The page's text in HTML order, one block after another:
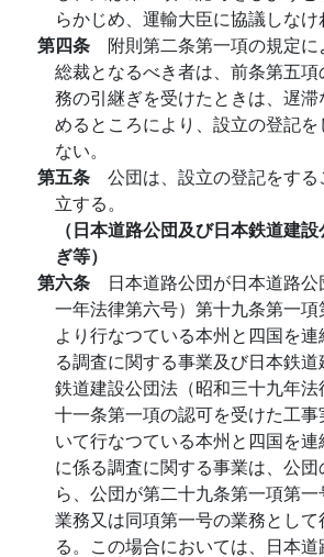
らかじめ、運輸大臣に協議しなけ
第四条 附則第二条第一項の規定
総裁となるべき者は、前条第五
務の引継ぎを受けたときは、遅
めるところにより、設立の登記
ない。
第五条 公団は、設立の登記をす
立する。
（日本道路公団及び日本鉄道建
ぎ等）
第六条 日本道路公団が日本道路
一年法律第六号）第十九条第一
より行なつている本州と四国を
る調査に関する事業及び日本鉄
鉄道建設公団法（昭和三十九年
十一条第一項の認可を受けた工
いて行なつている本州と四国を
に係る調査に関する事業は、公
ら、公団が第二十九条第一項第
業務又は同項第一号の業務とし
る。この場合においては、日本